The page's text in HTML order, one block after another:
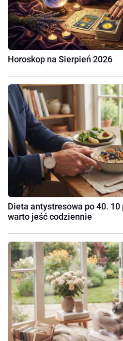
Horoskop na Sierpień 2026
Dieta antystresowa po 40. 10
warto jeść codziennie